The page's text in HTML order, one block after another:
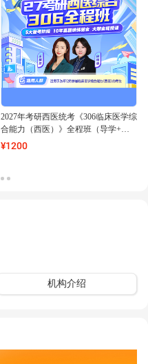
2027年考研西医统考《306临床医学综
合能力（西医）》全程班（导学+基
础+强化+冲刺）【普班】
¥1200
机构介绍